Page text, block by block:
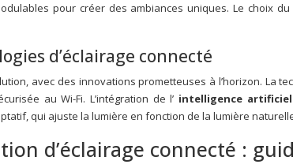
pour créer des ambiances uniques. Le choix
d’éclairage connecté
avec des innovations prometteuses à l’horizon. La
au Wi-Fi. L’intégration de l’ intelligence
qui ajuste la lumière en fonction de la lumière
d’éclairage connecté :